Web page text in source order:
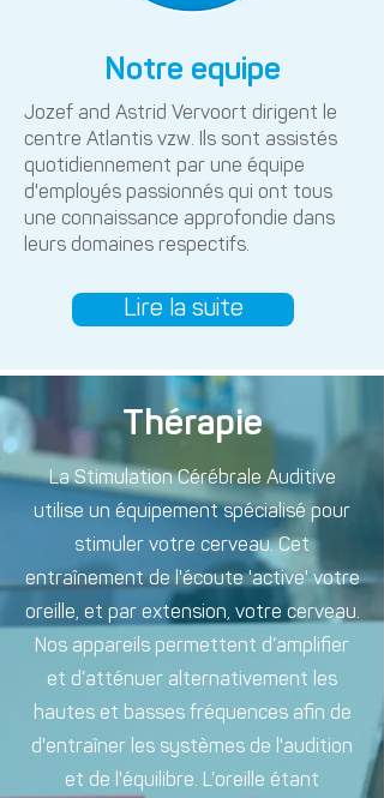
Notre equipe
Jozef and Astrid Vervoort dirigent le
centre Atlantis vzw. Ils sont assistés
quotidiennement par une équipe
d'employés passionnés qui ont tous
une connaissance approfondie dans
leurs domaines respectifs.
Lire la suite
Thérapie
La Stimulation Cérébrale Auditive
utilise un équipement spécialisé pour
stimuler votre cerveau. Cet
entraînement de l'écoute 'active' votre
oreille, et par extension, votre cerveau.
Nos appareils permettent d’amplifier
et d’atténuer alternativement les
hautes et basses fréquences afin de
d'entraîner les systèmes de l'audition
et de l'équilibre. L’oreille étant